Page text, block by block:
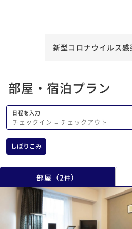
新型コロナウイルス感
部屋・宿泊プラン
日程を入力
チェックイン − チェックアウト
しぼりこみ
部屋 （2件）